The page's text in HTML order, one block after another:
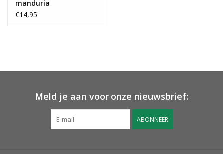
manduria
€14,95
Meld je aan voor onze nieuwsbrief:
ABONNEER